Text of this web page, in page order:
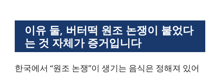
이유 둘, 버터떡 원조 논쟁이 붙었다
는 것 자체가 증거입니다
한국에서 “원조 논쟁”이 생기는 음식은 정해져 있어